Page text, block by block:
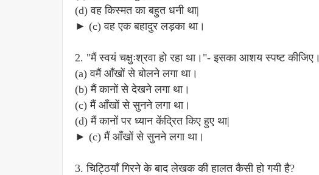
(d) वह किस्मत का बहुत धनी था|
► (c) वह एक बहादुर लड़का था।
2. "मैं स्वयं चक्षुःश्रवा हो रहा था।"- इसका आशय स्पष्ट कीजिए।
(a) वमैं आँखों से बोलने लगा था।
(b) मैं कानों से देखने लगा था।
(c) मैं आँखों से सुनने लगा था।
(d) मैं कानों पर ध्यान केंद्रित किए हुए था|
► (c) मैं आँखों से सुनने लगा था।
3. चिट्ठियाँ गिरने के बाद लेखक की हालत कैसी हो गयी है?